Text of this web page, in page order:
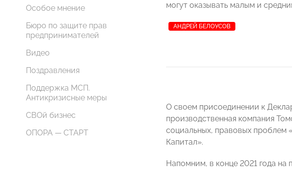
Особое мнение
Бюро по защите прав
предпринимателей
Видео
Поздравления
Поддержка МСП.
Антикризисные меры
СВОй бизнес
ОПОРА — СТАРТ
могут оказывать малым и
АНДРЕЙ БЕЛОУСОВ
О своем присоединении к
производственная компания
социальных, правовых
Капитал».
Напомним, в конце 2021 года на